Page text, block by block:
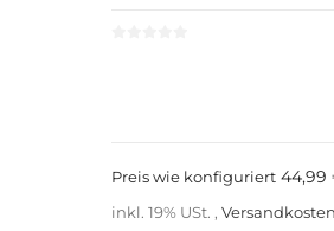
Preis wie konfiguriert 44,99
inkl. 19% USt. ,